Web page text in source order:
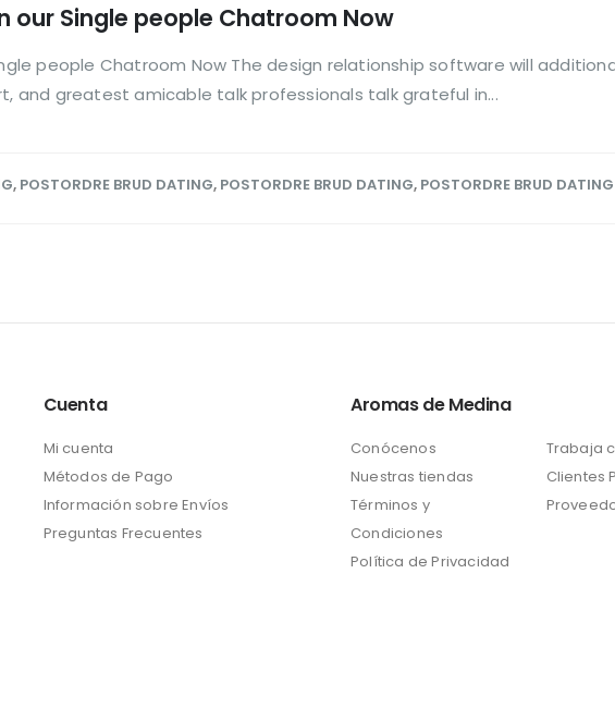
our Single people Chatroom Now
people Chatroom Now The design relationship software will
and greatest amicable talk professionals talk grateful in...
, POSTORDRE BRUD DATING, POSTORDRE BRUD DATING, POSTORDRE BRUD DATING
Cuenta
Mi cuenta
Métodos de Pago
Información sobre Envíos
Preguntas Frecuentes
Aromas de Medina
Conócenos
Nuestras tiendas
Términos y
Condiciones
Política de Privacidad
Trabaja
Clientes